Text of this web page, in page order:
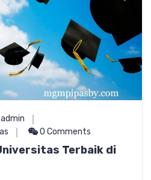
0 Comments
Terbaik di